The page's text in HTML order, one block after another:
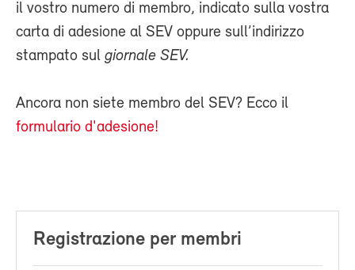
il vostro numero di membro, indicato sulla vostra
carta di adesione al SEV oppure sull’indirizzo
stampato sul giornale SEV.
Ancora non siete membro del SEV? Ecco il
formulario d'adesione!
Registrazione per membri